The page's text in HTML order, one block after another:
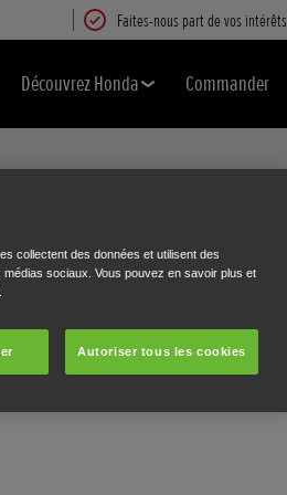
Faites-nous part de vos intérêts
Découvrez Honda Commander
collectent des données et utilisent des
sociaux. Vous pouvez en savoir plus et
Autoriser tous les cookies